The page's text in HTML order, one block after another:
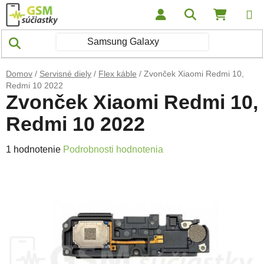
Prejsť na obsah Hľadať
Domov / Servisné diely / Flex káble / Zvonček Xiaomi Redmi 10,
Redmi 10 2022
Zvonček Xiaomi Redmi 10,
Redmi 10 2022
Priemerné hodnotenie produktu je 5,0 z 5 hviezdičiek.
1 hodnotenie Podrobnosti hodnotenia